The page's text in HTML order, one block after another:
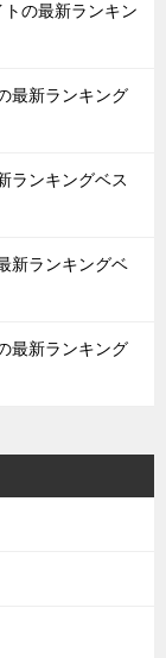
の最新ランキン
最新ランキング
ランキングベス
新ランキングベ
最新ランキング